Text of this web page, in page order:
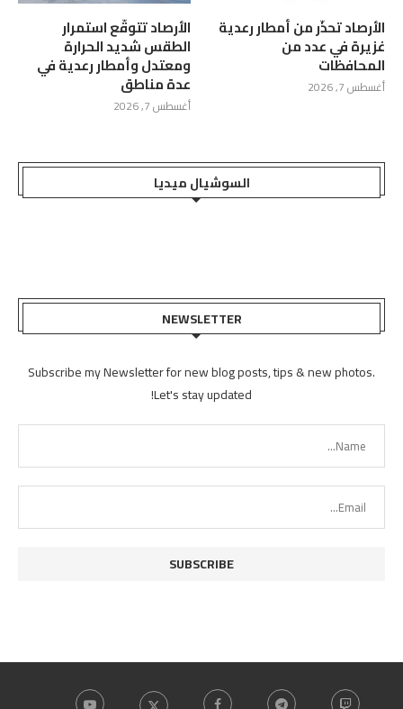
الأرصاد تحذّر من أمطار رعدية
غزيرة في عدد من
المحافظات
أغسطس 7, 2026
الأرصاد تتوقّع استمرار
الطقس شديد الحرارة
ومعتدل وأمطار رعدية في
عدة مناطق
أغسطس 7, 2026
السوشيال ميديا
NEWSLETTER
Subscribe my Newsletter for new blog posts, tips & new photos.
Let's stay updated!